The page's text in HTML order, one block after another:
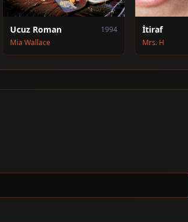
Ucuz Roman
1994
Mia Wallace
İtiraf
Mrs. H